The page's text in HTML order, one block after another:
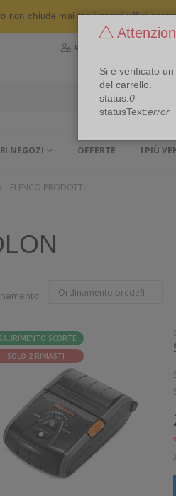
non chiude mai ma i nostri uffici
Area Riservata
NEGOZI OFFERTE I PIÙ
ELENCO PRODOTTI
SCORTE
SOLO 2 RIMASTI
Si è verificato
del carrello.
status:0
statusText:error